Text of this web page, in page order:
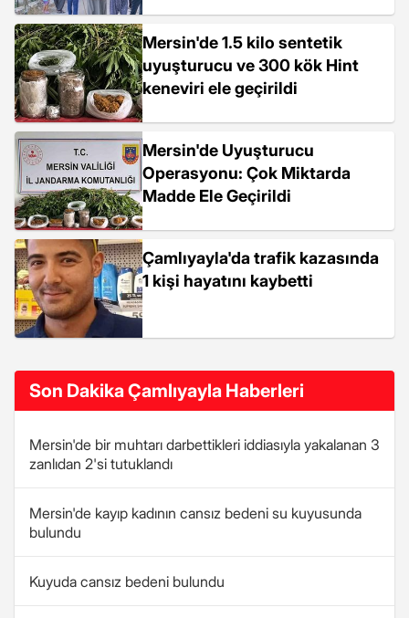
Mersin'de 1.5 kilo sentetik
uyuşturucu ve 300 kök Hint
keneviri ele geçirildi
Mersin'de Uyuşturucu
Operasyonu: Çok Miktarda
Madde Ele Geçirildi
Çamlıyayla'da trafik kazasında
1 kişi hayatını kaybetti
Son Dakika Çamlıyayla Haberleri
Mersin'de bir muhtarı darbettikleri iddiasıyla yakalanan 3
zanlıdan 2'si tutuklandı
Mersin'de kayıp kadının cansız bedeni su kuyusunda
bulundu
Kuyuda cansız bedeni bulundu